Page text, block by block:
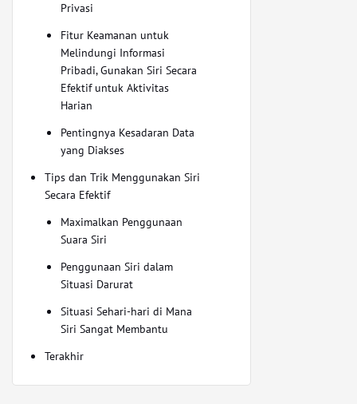
Privasi
Fitur Keamanan untuk
Melindungi Informasi
Pribadi, Gunakan Siri Secara
Efektif untuk Aktivitas
Harian
Pentingnya Kesadaran Data
yang Diakses
Tips dan Trik Menggunakan Siri
Secara Efektif
Maximalkan Penggunaan
Suara Siri
Penggunaan Siri dalam
Situasi Darurat
Situasi Sehari-hari di Mana
Siri Sangat Membantu
Terakhir